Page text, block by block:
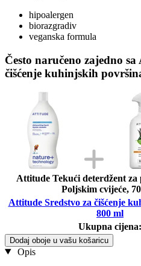
hipoalergen
biorazgradiv
veganska formula
Često naručeno zajedno
čišćenje kuhinjskih
Attitude Tekući deterdžent za
Poljskim cvijeće,
Attitude Sredstvo za čišćenje
800 ml
Ukupna cijena:
Dodaj oboje u vašu košaricu
Opis